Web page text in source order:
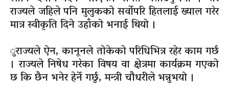
राज्यले जहिले पनि मुलुकको सर्वोपरि हितलाई ख्याल गरेर
मात्र स्वीकृति दिने उहाँको भनाई थियो ।
ुराज्यले ऐन, कानूनले तोकेको परिधिभित्र रहेर काम गर्छ
। राज्यले निषेध गरेका विषय वा क्षेत्रमा कार्यक्रम गएको
छ कि छैन भनेर हेर्ने गर्छु, मन्त्री चौधरीले भन्नुभयो ।